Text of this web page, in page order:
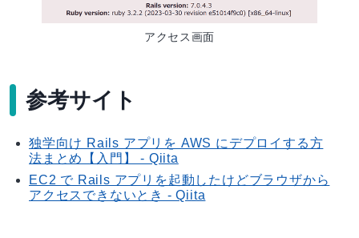
アクセス画面
参考サイト
独学向け Rails アプリを AWS にデプロイする方
法まとめ【入門】 - Qiita
EC2 で Rails アプリを起動したけどブラウザから
アクセスできないとき - Qiita